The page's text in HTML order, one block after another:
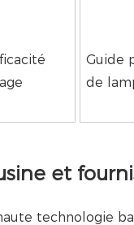
Guide
de
et
technologie